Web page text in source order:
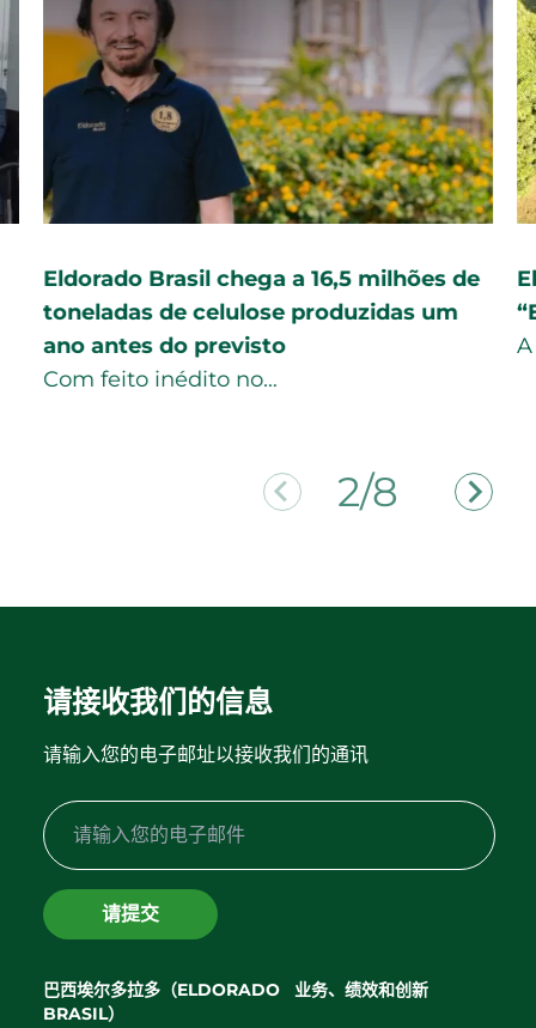
Eldorado Brasil chega a 16,5 milhões de
toneladas de celulose produzidas um
ano antes do previsto
Com feito inédito no…
2/8
请接收我们的信息
请输入您的电子邮址以接收我们的通讯
请提交
巴西埃尔多拉多（ELDORADO
BRASIL）
业务、绩效和创新